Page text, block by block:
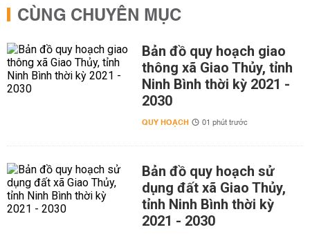
CÙNG CHUYÊN MỤC
Bản đồ quy hoạch giao
thông xã Giao Thủy, tỉnh
Ninh Bình thời kỳ 2021 -
2030
QUY HOẠCH 01 phút trước
Bản đồ quy hoạch sử
dụng đất xã Giao Thủy,
tỉnh Ninh Bình thời kỳ
2021 - 2030